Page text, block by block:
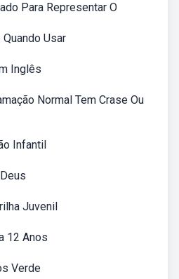
Para Representar O
Usar
Inglês
Normal Tem Crase Ou
Infantil
Juvenil
12 Anos
Verde